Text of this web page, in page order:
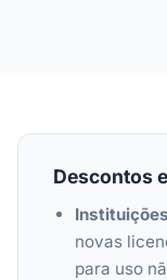
Descontos
novas
para uso